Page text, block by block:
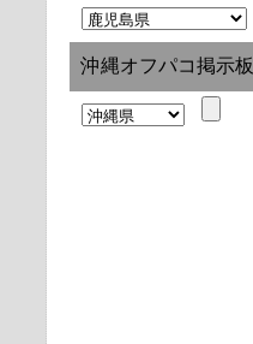
沖縄オフパコ掲示板